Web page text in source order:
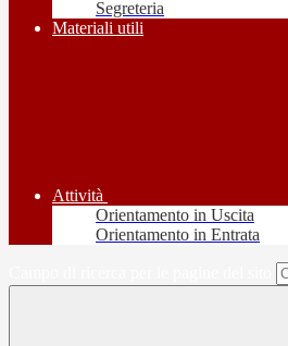
Segreteria
Materiali utili
Attività
Orientamento in Uscita
Orientamento in Entrata